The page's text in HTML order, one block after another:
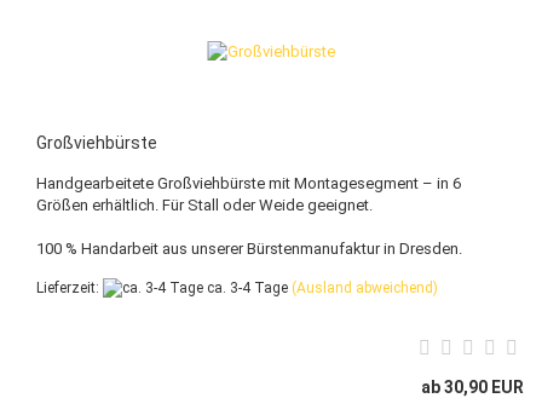
Großviehbürste
Handgearbeitete Großviehbürste mit Montagesegment – in 6
Größen erhältlich. Für Stall oder Weide geeignet.
100 % Handarbeit aus unserer Bürstenmanufaktur in Dresden.
Lieferzeit: ca. 3-4 Tage (Ausland abweichend)
ab 30,90 EUR